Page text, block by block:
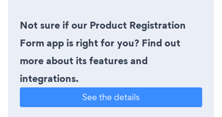
Not sure if our Product Registration
Form app is right for you? Find out
more about its features and
integrations.
See the details